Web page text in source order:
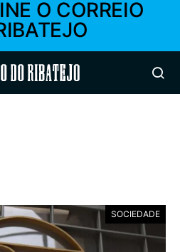
O CORREIO
do Ribatejo
SOCIEDADE